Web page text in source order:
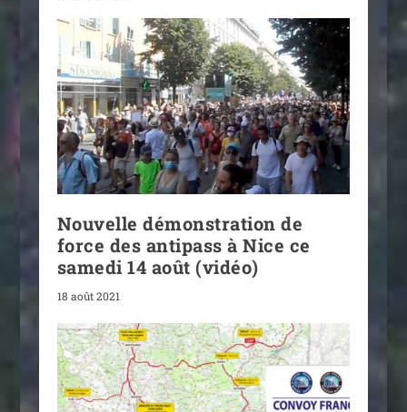
Nouvelle démonstration de
force des antipass à Nice ce
samedi 14 août (vidéo)
18 août 2021